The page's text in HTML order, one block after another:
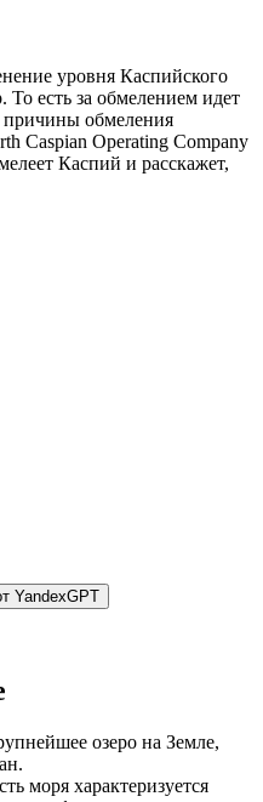
уровня Каспийского
есть за обмелением идет
обмеления
Caspian Operating Company
Каспий и расскажет,
YandexGPT
озеро на Земле,
моря характеризуется